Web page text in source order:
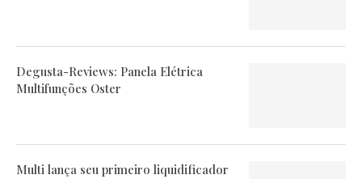
Degusta-Reviews: Panela Elétrica
Multifunções Oster
Multi lança seu primeiro liquidificador